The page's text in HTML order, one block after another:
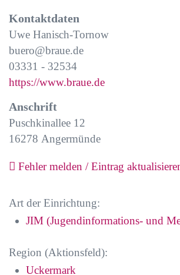
Kontaktdaten
Uwe Hanisch-Tornow
buero@braue.de
03331 - 32534
https://www.braue.de
Anschrift
Puschkinallee 12
16278 Angermünde
Fehler melden / Eintrag
Art der Einrichtung:
JIM (Jugendinformations- und
Region (Aktionsfeld):
Uckermark